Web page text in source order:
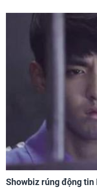
Showbiz rúng động tin